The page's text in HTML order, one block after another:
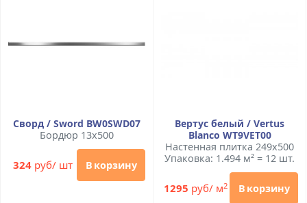
Сворд / Sword BW0SWD07
Бордюр 13x500
324руб/ шт В корзину
Вертус белый / Vertus
Blanco WT9VET00
Настенная плитка 249x500
Упаковка: 1.494 м² = 12 шт.
1295 руб/ м2 В корзину